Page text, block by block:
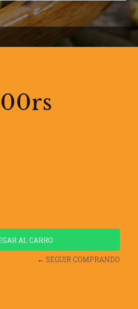
← SEGUIR COMPRANDO